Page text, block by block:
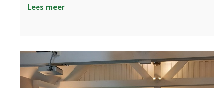
Lees meer